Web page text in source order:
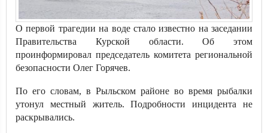
О первой трагедии на воде стало известно на заседании
Правительства Курской области. Об этом
проинформировал председатель комитета региональной
безопасности Олег Горячев.
По его словам, в Рыльском районе во время рыбалки
утонул местный житель. Подробности инцидента не
раскрывались.